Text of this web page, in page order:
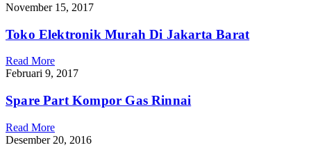
November 15, 2017
Toko Elektronik Murah Di Jakarta Barat
Read More
Februari 9, 2017
Spare Part Kompor Gas Rinnai
Read More
Desember 20, 2016